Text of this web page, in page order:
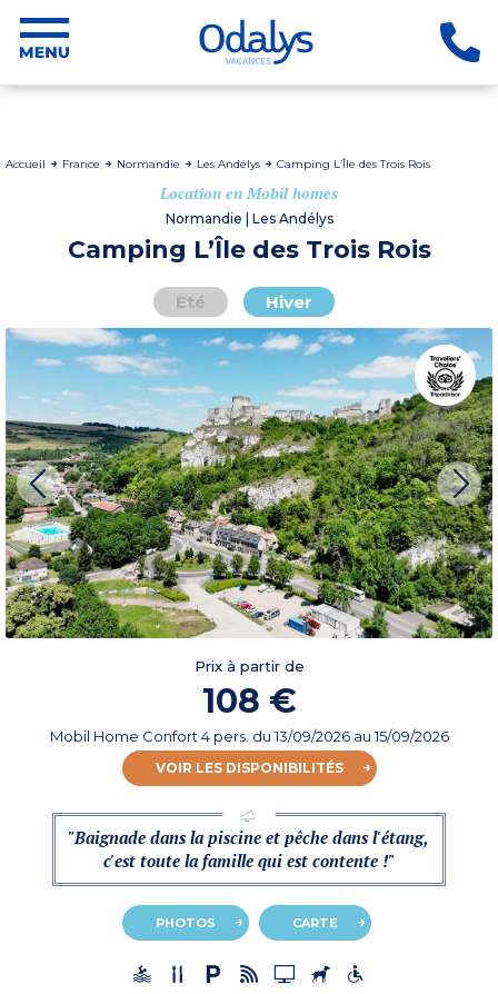
Accueil France Normandie Les Andélys Camping L’Île des Trois Rois
Location en Mobil homes
Normandie | Les Andélys
Camping L’Île des Trois Rois
Eté Hiver
Prix à partir de
108 €
Mobil Home Confort 4 pers. du13/09/2026au 15/09/2026
VOIR LES DISPONIBILITÉS
"Baignade dans la piscine et pêche dans l'étang,
c'est toute la famille qui est contente !"
PHOTOS CARTE